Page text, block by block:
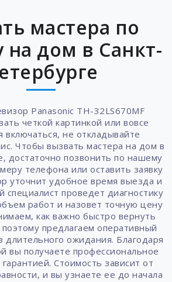
мастера по
на дом в Санкт-
Panasonic TH-32LS670MF
четкой картинкой или вовсе
включаться, не откладывайте
Чтобы вызвать мастера на дом в
достаточно позвонить по нашему
телефона или оставить заявку
уточнит удобное время выезда и
проведет диагностику
работ и назовет точную цену
как важно быстро вернуть
поэтому предлагаем оперативный
длительного ожидания. Благодаря
вы получаете профессиональное
Стоимость зависит от
и вы узнаете ее до начала